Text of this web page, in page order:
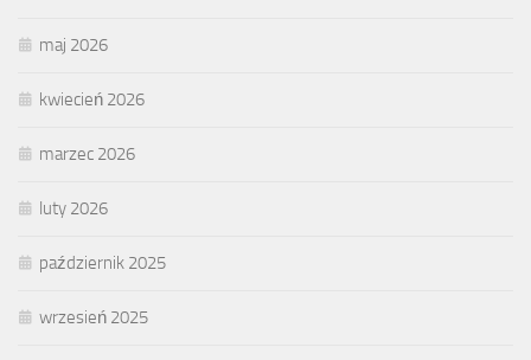
maj 2026
kwiecień 2026
marzec 2026
luty 2026
październik 2025
wrzesień 2025